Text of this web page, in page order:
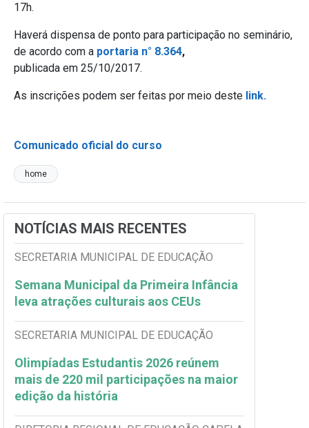
17h.
Haverá dispensa de ponto para participação no seminário,
de acordo com a portaria n° 8.364,
publicada em 25/10/2017.
As inscrições podem ser feitas por meio deste link.
Comunicado oficial do curso
home
NOTÍCIAS MAIS RECENTES
SECRETARIA MUNICIPAL DE EDUCAÇÃO
Semana Municipal da Primeira Infância
leva atrações culturais aos CEUs
SECRETARIA MUNICIPAL DE EDUCAÇÃO
Olimpíadas Estudantis 2026 reúnem
mais de 220 mil participações na maior
edição da história